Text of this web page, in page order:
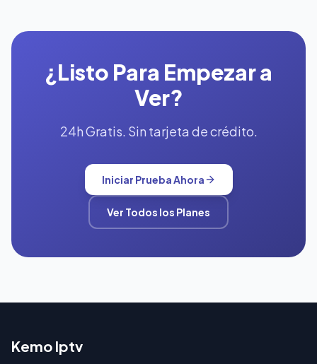
¿Listo Para Empezar a
Ver?
24h Gratis. Sin tarjeta de crédito.
Iniciar Prueba Ahora
Ver Todos los Planes
Kemo Iptv